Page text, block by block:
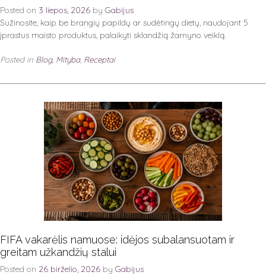
Posted on 3 liepos, 2026 by Gabijus
Sužinosite, kaip be brangių papildų ar sudėtingų dietų, naudojant 5
įprastus maisto produktus, palaikyti sklandžią žarnyno veiklą.
Posted in Blog, Mityba, Receptai
FIFA vakarėlis namuose: idėjos subalansuotam ir
greitam užkandžių stalui
Posted on 26 birželio, 2026 by Gabijus